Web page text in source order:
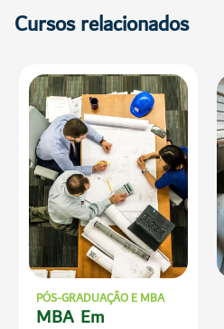
Cursos relacionados
PÓS-GRADUAÇÃO E MBA
MBA Em